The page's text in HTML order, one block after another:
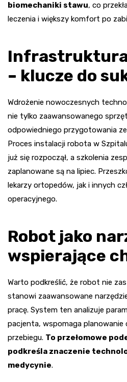
biomechaniki stawu, co
leczenia i większy komfort po
Infrastruktura
– klucze do
Wdrożenie nowoczesnych
nie tylko zaawansowanego
odpowiedniego przygotowania
Proces instalacji robota w
już się rozpoczął, a szkolenia
zaplanowane są na lipiec.
lekarzy ortopedów, jak i innych
operacyjnego.
Robot jako
wspierające
Warto podkreślić, że robot nie
stanowi zaawansowane
pracę. System ten analizuje
pacjenta, wspomaga planowanie
przebiegu. To przełomowe
podkreśla znaczenie
medycynie.